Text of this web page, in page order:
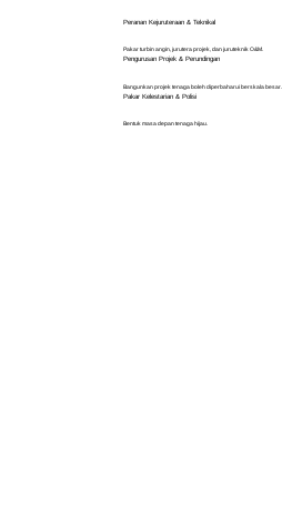
Peranan Kejuruteraan & Teknikal
Pakar turbin angin, jurutera projek, dan juruteknik O&M.
Pengurusan Projek & Perundingan
Bangunkan projek tenaga boleh diperbaharui berskala besar.
Pakar Kelestarian & Polisi
Bentuk masa depan tenaga hijau.